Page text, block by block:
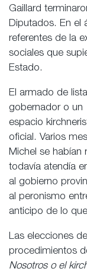
Gaillard
Diputados. En el
referentes de la
sociales que
Estado.
El armado de
gobernador o un
espacio
oficial. Varios
Michel se habían
todavía atendía
al gobierno
al peronismo
anticipo de lo
Las elecciones
procedimientos
Nosotros o el